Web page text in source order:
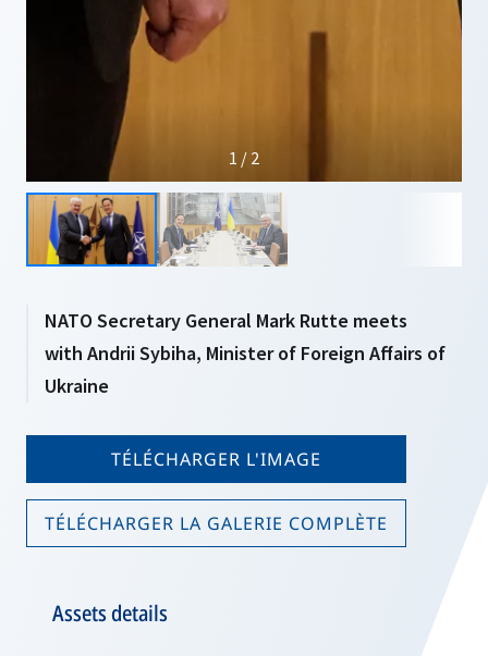
1 / 2
NATO Secretary General Mark Rutte meets
with Andrii Sybiha, Minister of Foreign Affairs of
Ukraine
TÉLÉCHARGER L'IMAGE
TÉLÉCHARGER LA GALERIE COMPLÈTE
Assets details